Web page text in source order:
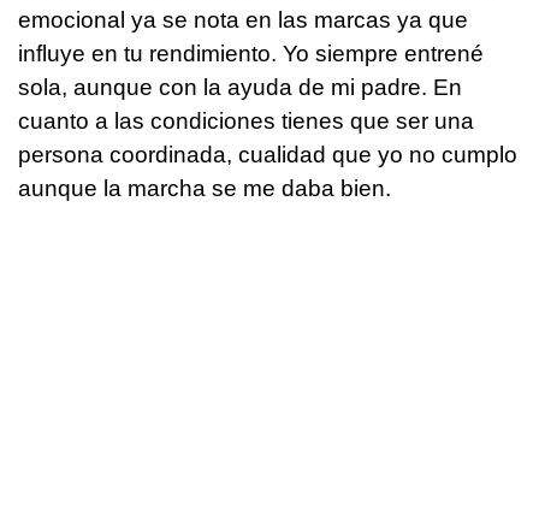
emocional ya se nota en las marcas ya que
influye en tu rendimiento. Yo siempre entrené
sola, aunque con la ayuda de mi padre. En
cuanto a las condiciones tienes que ser una
persona coordinada, cualidad que yo no cumplo
aunque la marcha se me daba bien.